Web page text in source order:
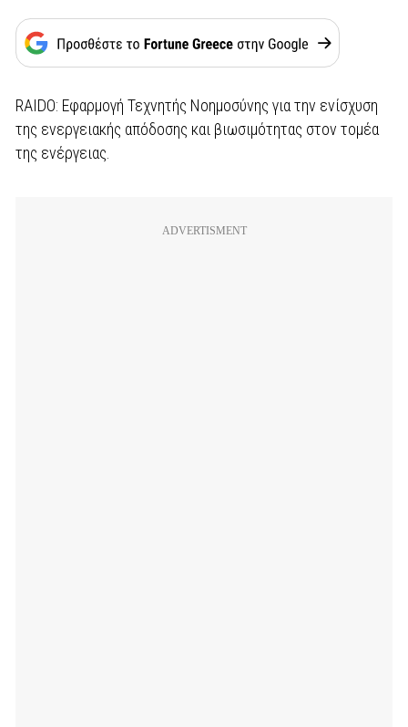
RAIDO: Εφαρμογή Τεχνητής Νοημοσύνης για την ενίσχυση
της ενεργειακής απόδοσης και βιωσιμότητας στον τομέα
της ενέργειας.